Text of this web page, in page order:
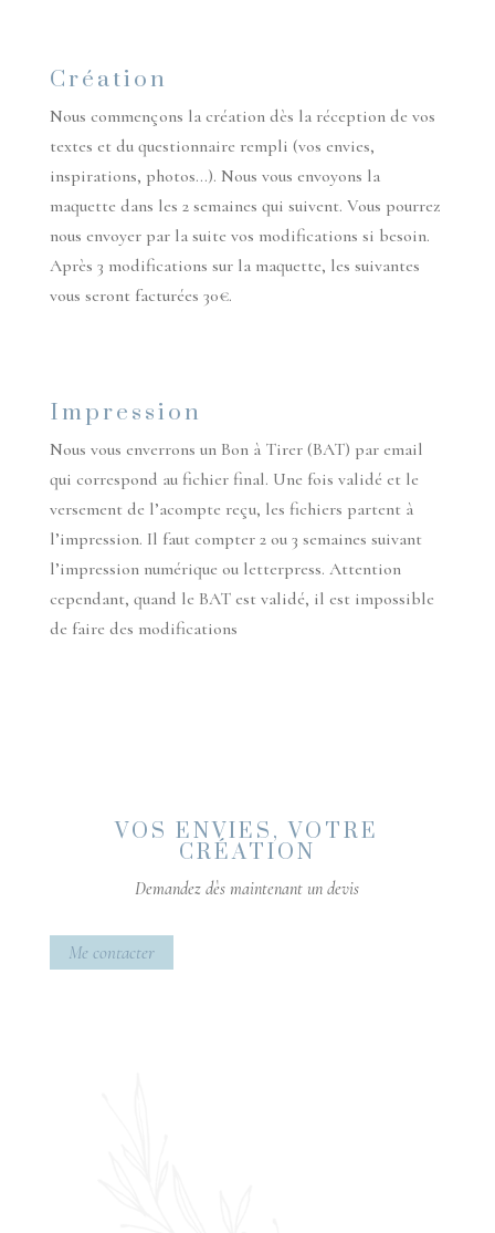
Création
Nous commençons la création dès la réception de vos
textes et du questionnaire rempli (vos envies,
inspirations, photos…). Nous vous envoyons la
maquette dans les 2 semaines qui suivent. Vous pourrez
nous envoyer par la suite vos modifications si besoin.
Après 3 modifications sur la maquette, les suivantes
vous seront facturées 30€.
Impression
Nous vous enverrons un Bon à Tirer (BAT) par email
qui correspond au fichier final. Une fois validé et le
versement de l’acompte reçu, les fichiers partent à
l’impression. Il faut compter 2 ou 3 semaines suivant
l’impression numérique ou letterpress. Attention
cependant, quand le BAT est validé, il est impossible
de faire des modifications
VOS ENVIES, VOTRE
CRÉATION
Demandez dès maintenant un devis
Me contacter